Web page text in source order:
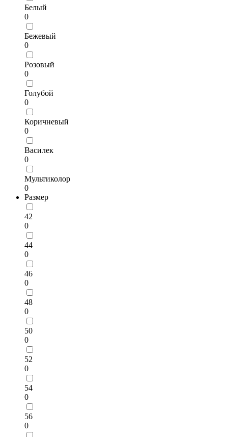
Белый
0
Бежевый
0
Розовый
0
Голубой
0
Коричневый
0
Василек
0
Мультиколор
0
Размер
42
0
44
0
46
0
48
0
50
0
52
0
54
0
56
0